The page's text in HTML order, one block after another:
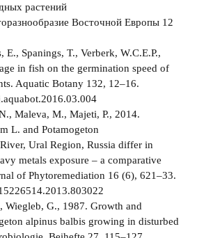
растений
Восточной Европы 12
E., Spanings, T., Verberk, W.C.E.P.,
in fish on the germination speed of
Aquatic Botany 132, 12–16.
Maleva, M., Majeti, P., 2014.
L. and Potamogeton
Ural Region, Russia differ in
metals exposure – a comparative
of Phytoremediation 16 (6), 621–33.
Wiegleb, G., 1987. Growth and
alpinus balbis growing in disturbed